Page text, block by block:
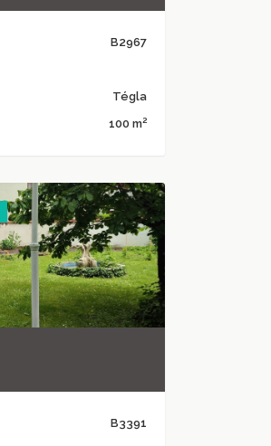
B2967
Tégla
100 m2
B3391